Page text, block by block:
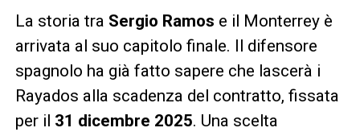
La storia tra Sergio Ramos e il Monterrey è
arrivata al suo capitolo finale. Il difensore
spagnolo ha già fatto sapere che lascerà i
Rayados alla scadenza del contratto, fissata
per il 31 dicembre 2025. Una scelta